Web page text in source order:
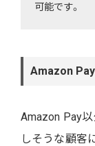
可能です。
Amazon Pay
Amazon Pay
しそうな顧客